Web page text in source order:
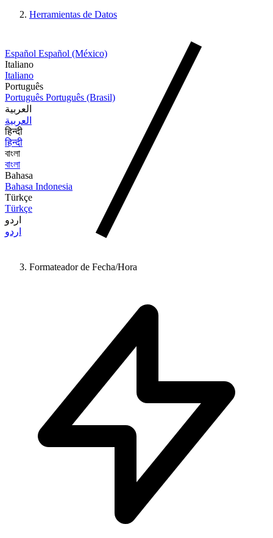
Español Español (México)
Italiano
Italiano
Português
Português Português (Brasil)
العربية
العربية
हिन्दी
हिन्दी
বাংলা
বাংলা
Bahasa
Bahasa Indonesia
Türkçe
Türkçe
اردو
اردو
Herramientas de Datos
Formateador de Fecha/Hora